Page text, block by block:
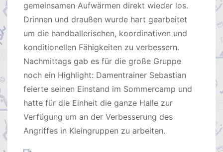
gemeinsamen Aufwärmen direkt wieder los.
Drinnen und draußen wurde hart gearbeitet
um die handballerischen, koordinativen und
konditionellen Fähigkeiten zu verbessern.
Nachmittags gab es für die große Gruppe
noch ein Highlight: Damentrainer Sebastian
feierte seinen Einstand im Sommercamp und
hatte für die Einheit die ganze Halle zur
Verfügung um an der Verbesserung des
Angriffes in Kleingruppen zu arbeiten.